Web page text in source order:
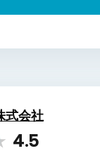
式会社
4.5